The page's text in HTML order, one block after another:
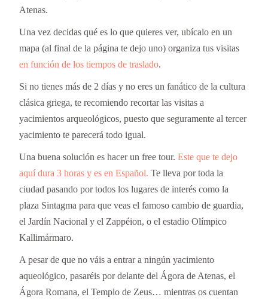
Atenas.
Una vez decidas qué es lo que quieres ver, ubícalo en un
mapa (al final de la página te dejo uno) organiza tus visitas
en función de los tiempos de traslado.
Si no tienes más de 2 días y no eres un fanático de la cultura
clásica griega, te recomiendo recortar las visitas a
yacimientos arqueológicos, puesto que seguramente al tercer
yacimiento te parecerá todo igual.
Una buena solución es hacer un free tour.Este que te dejo
aquí dura 3 horas y es en Español. Te lleva por toda la
ciudad pasando por todos los lugares de interés como la
plaza Sintagma para que veas el famoso cambio de guardia,
el Jardín Nacional y el Zappéion, o el estadio Olímpico
Kallimármaro.
A pesar de que no váis a entrar a ningún yacimiento
aqueológico, pasaréis por delante del Ágora de Atenas, el
Ágora Romana, el Templo de Zeus… mientras os cuentan